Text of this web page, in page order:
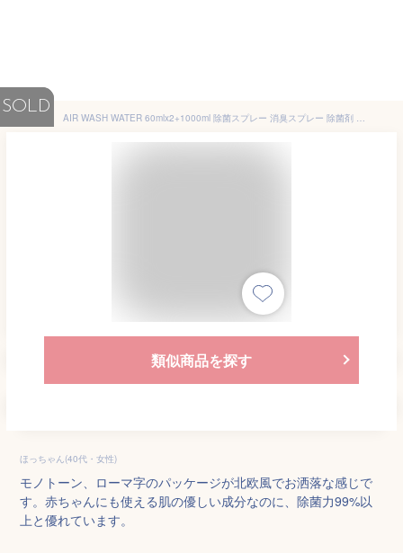
SOLD
AIR WASH WATER 60mlx2+1000ml 除菌スプレー 消臭スプレー 除菌剤 消毒液 携帯用 詰替用 赤ちゃん ベビー ペット 花粉 安定型次亜塩素酸ナトリウム 哺乳瓶 食中毒 ワキガ 加齢臭 季節性ウイルス 新型ウイルス対策 おしゃれ 送料無料
類似商品を探す
ほっちゃん(40代・女性)
モノトーン、ローマ字のパッケージが北欧風でお洒落な感じで
す。赤ちゃんにも使える肌の優しい成分なのに、除菌力99%以
上と優れています。